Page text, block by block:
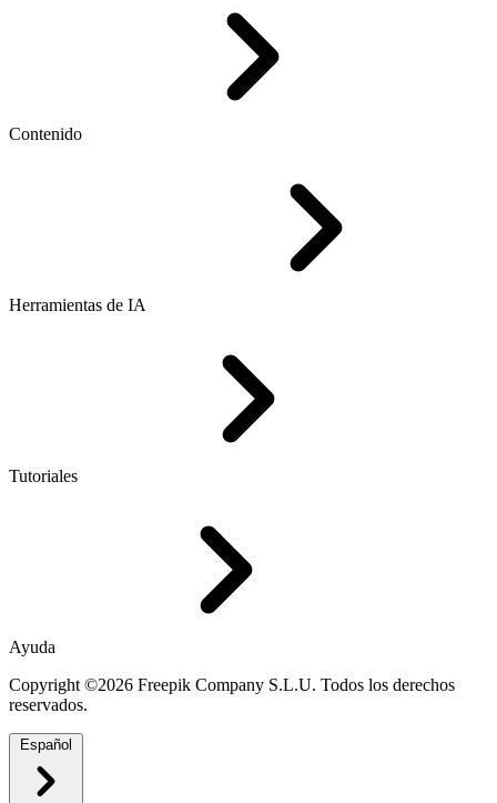
Contenido
Herramientas de IA
Tutoriales
Ayuda
Copyright ©2026 Freepik Company S.L.U. Todos los derechos
reservados.
Español